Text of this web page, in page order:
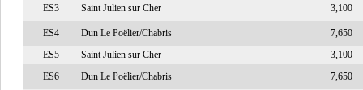
ES3 Saint Julien sur Cher 3,100
ES4 Dun Le Poëlier/Chabris
7,650
ES5
Saint Julien sur Cher
3,100
ES6
Dun Le Poëlier/Chabris 7,650